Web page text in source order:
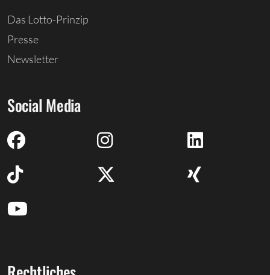
Das Lotto-Prinzip
Presse
Newsletter
Social Media